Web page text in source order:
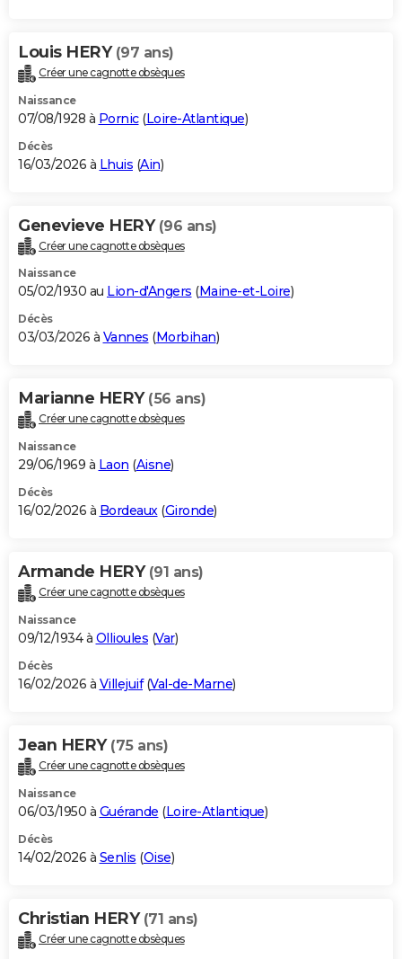
Louis HERY (97 ans)
Créer une cagnotte obsèques
Naissance
07/08/1928 à Pornic(Loire-Atlantique)
Décès
16/03/2026 à Lhuis (Ain)
Genevieve HERY (96 ans)
Créer une cagnotte obsèques
Naissance
05/02/1930 au Lion-d'Angers (Maine-et-Loire)
Décès
03/03/2026 à Vannes (Morbihan)
Marianne HERY (56 ans)
Créer une cagnotte obsèques
Naissance
29/06/1969 à Laon (Aisne)
Décès
16/02/2026 à Bordeaux(Gironde)
Armande HERY (91 ans)
Créer une cagnotte obsèques
Naissance
09/12/1934 à Ollioules (Var)
Décès
16/02/2026 à Villejuif(Val-de-Marne)
Jean HERY (75 ans)
Créer une cagnotte obsèques
Naissance
06/03/1950 à Guérande (Loire-Atlantique)
Décès
14/02/2026 à Senlis (Oise)
Christian HERY (71 ans)
Créer une cagnotte obsèques